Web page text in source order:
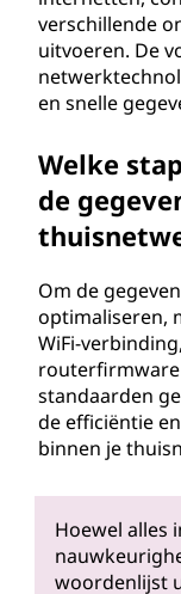
verschillende
uitvoeren. De
en snelle
Welke
de
Om de
optimaliseren,
WiFi-
routerfirmware
standaarden
de efficiëntie
binnen je
Hoewel alles
woordenlijst